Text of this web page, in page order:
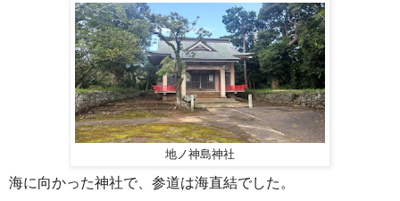
地ノ神島神社
海に向かった神社で、参道は海直結でした。